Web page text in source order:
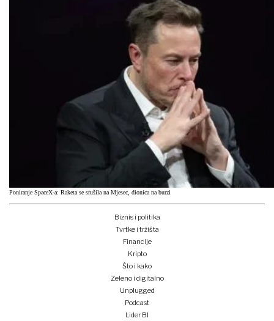
Poniranje SpaceX-a: Raketa se srušila na Mjesec, dionica na burzi
Biznis i politika
Tvrtke i tržišta
Financije
Kripto
Što i kako
Zeleno i digitalno
Unplugged
Podcast
Lider BI